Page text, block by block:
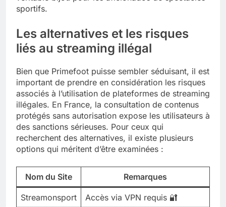
sportifs.
Les alternatives et les risques
liés au streaming illégal
Bien que Primefoot puisse sembler séduisant, il est
important de prendre en considération les risques
associés à l’utilisation de plateformes de streaming
illégales. En France, la consultation de contenus
protégés sans autorisation expose les utilisateurs à
des sanctions sérieuses. Pour ceux qui
recherchent des alternatives, il existe plusieurs
options qui méritent d’être examinées :
Nom du Site Remarques
Streamonsport
Accès via VPN requis 🔐